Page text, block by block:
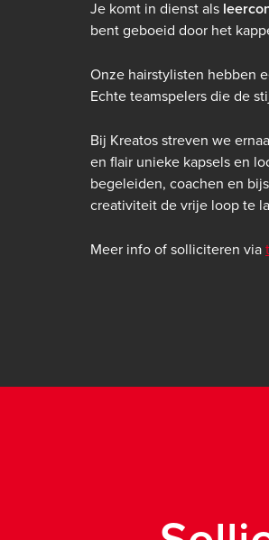
Je komt in dienst als
bent geboeid door het
Onze hairstylisten hebben
Echte teamspelers die de
Bij Kreatosstreven we
en flair unieke kapsels en
begeleiden, coachen en
creativiteit de vrije loop te
Meer info of solliciteren via